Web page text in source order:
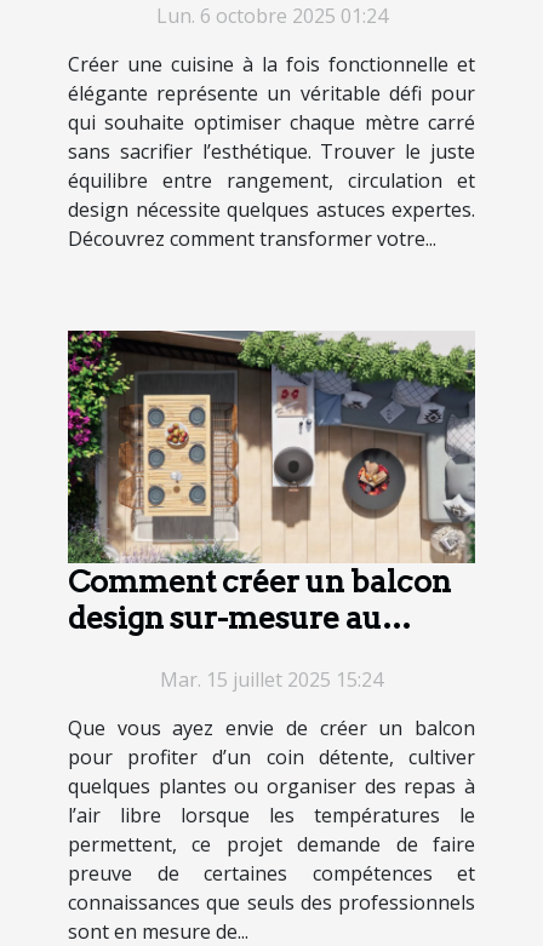
Lun. 6 octobre 2025 01:24
Créer une cuisine à la fois fonctionnelle et
élégante représente un véritable défi pour
qui souhaite optimiser chaque mètre carré
sans sacrifier l’esthétique. Trouver le juste
équilibre entre rangement, circulation et
design nécessite quelques astuces expertes.
Découvrez comment transformer votre...
Comment créer un balcon
design sur-mesure au
Mar. 15 juillet 2025 15:24
Que vous ayez envie de créer un balcon
pour profiter d’un coin détente, cultiver
quelques plantes ou organiser des repas à
l’air libre lorsque les températures le
permettent, ce projet demande de faire
preuve de certaines compétences et
connaissances que seuls des professionnels
sont en mesure de...